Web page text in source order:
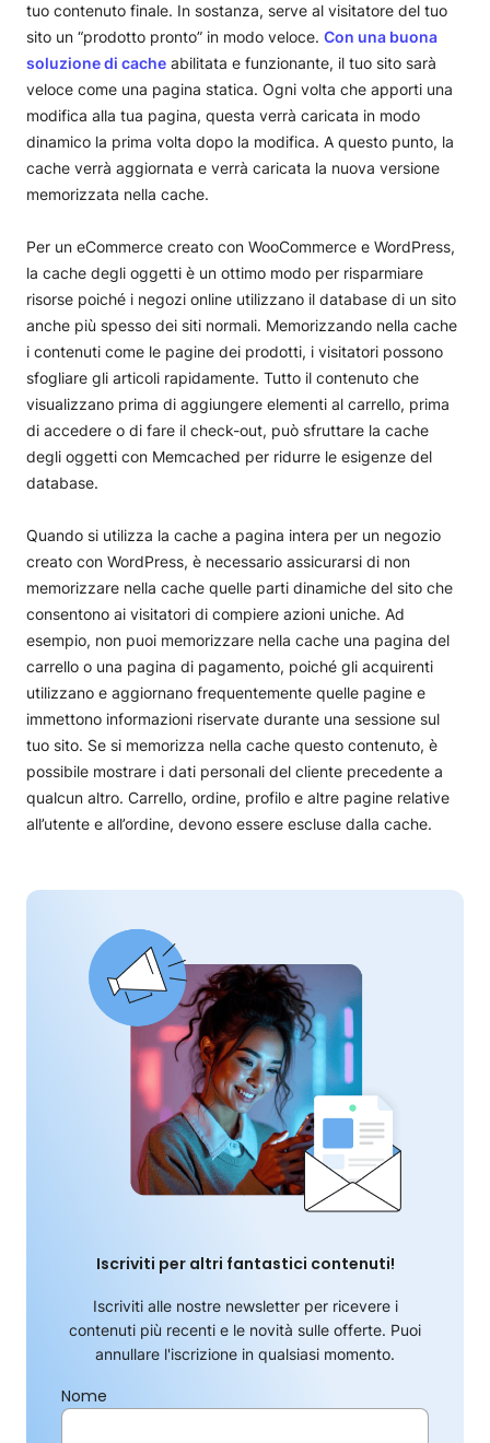
tuo contenuto finale. In sostanza, serve al visitatore del tuo
sito un “prodotto pronto” in modo veloce. Con una buona
soluzione di cache abilitata e funzionante, il tuo sito sarà
veloce come una pagina statica. Ogni volta che apporti una
modifica alla tua pagina, questa verrà caricata in modo
dinamico la prima volta dopo la modifica. A questo punto, la
cache verrà aggiornata e verrà caricata la nuova versione
memorizzata nella cache.
Per un eCommerce creato con WooCommerce e WordPress,
la cache degli oggetti è un ottimo modo per risparmiare
risorse poiché i negozi online utilizzano il database di un sito
anche più spesso dei siti normali. Memorizzando nella cache
i contenuti come le pagine dei prodotti, i visitatori possono
sfogliare gli articoli rapidamente. Tutto il contenuto che
visualizzano prima di aggiungere elementi al carrello, prima
di accedere o di fare il check-out, può sfruttare la cache
degli oggetti con Memcached per ridurre le esigenze del
database.
Quando si utilizza la cache a pagina intera per un negozio
creato con WordPress, è necessario assicurarsi di non
memorizzare nella cache quelle parti dinamiche del sito che
consentono ai visitatori di compiere azioni uniche. Ad
esempio, non puoi memorizzare nella cache una pagina del
carrello o una pagina di pagamento, poiché gli acquirenti
utilizzano e aggiornano frequentemente quelle pagine e
immettono informazioni riservate durante una sessione sul
tuo sito. Se si memorizza nella cache questo contenuto, è
possibile mostrare i dati personali del cliente precedente a
qualcun altro. Carrello, ordine, profilo e altre pagine relative
all’utente e all’ordine, devono essere escluse dalla cache.
Iscriviti per altri fantastici contenuti!
Iscriviti alle nostre newsletter per ricevere i
contenuti più recenti e le novità sulle offerte. Puoi
annullare l'iscrizione in qualsiasi momento.
Nome